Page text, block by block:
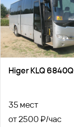
Higer KLQ 6840Q
35 мест
от 2500 ₽